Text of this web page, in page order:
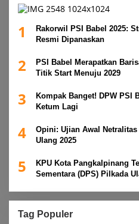
1
Rakorwil PSI Babel 2025:
Resmi Dipanaskan
2
PSI Babel Merapatkan
Titik Start Menuju 2029
3
Kompak Banget! DPW PSI
Ketum Lagi
4
Opini: Ujian Awal
Ulang 2025
5
KPU Kota Pangkalpinang
Sementara (DPS) Pilkada
Tag Populer